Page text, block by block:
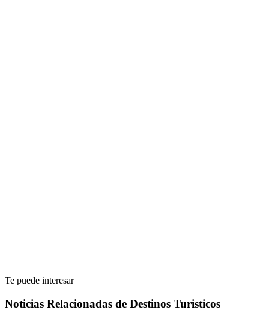
Te puede interesar
Noticias Relacionadas de Destinos Turisticos